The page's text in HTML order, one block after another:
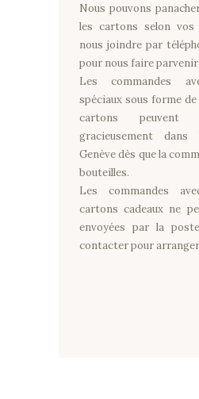
Nous pouvons
les cartons selon vos
nous joindre par
pour nous faire
Les commandes
spéciaux sous forme
cartons peuvent
gracieusement
Genève dès que la
bouteilles.
Les commandes
cartons cadeaux ne
envoyées par la
contacter pour